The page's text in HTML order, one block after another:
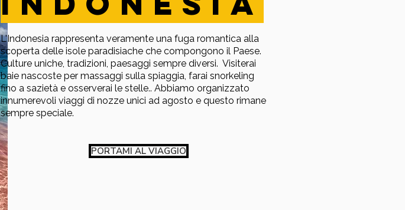
L'Indonesia rappresenta veramente una fuga romantica alla
scoperta delle isole paradisiache che compongono il Paese.
Culture uniche, tradizioni, paesaggi sempre diversi. Visiterai
baie nascoste per massaggi sulla spiaggia, farai snorkeling
fino a sazietà e osserverai le stelle.. Abbiamo organizzato
innumerevoli viaggi di nozze unici ad agosto e questo rimane
sempre speciale.
PORTAMI AL VIAGGIO